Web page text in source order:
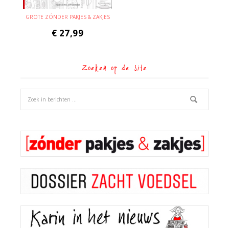
GROTE ZÓNDER PAKJES & ZAKJES
€ 27,99
Zoeken op de site